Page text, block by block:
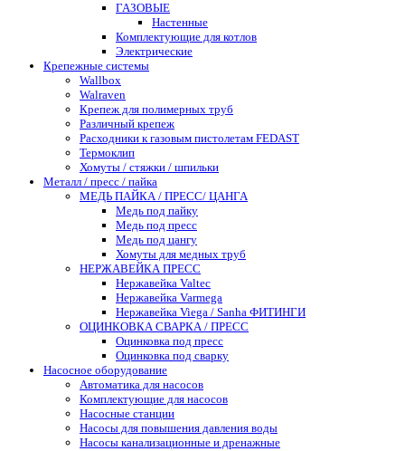
ГАЗОВЫЕ
Настенные
Комплектующие для котлов
Электрические
Крепежные системы
Wallbox
Walraven
Крепеж для полимерных труб
Различный крепеж
Расходники к газовым пистолетам FEDAST
Термоклип
Хомуты / стяжки / шпильки
Металл / пресс / пайка
МЕДЬ ПАЙКА / ПРЕСС/ ЦАНГА
Медь под пайку
Медь под пресс
Медь под цангу
Хомуты для медных труб
НЕРЖАВЕЙКА ПРЕСС
Нержавейка Valtec
Нержавейка Varmega
Нержавейка Viega / Sanha ФИТИНГИ
ОЦИНКОВКА СВАРКА / ПРЕСС
Оцинковка под пресс
Оцинковка под сварку
Насосное оборудование
Автоматика для насосов
Комплектующие для насосов
Насосные станции
Насосы для повышения давления воды
Насосы канализационные и дренажные